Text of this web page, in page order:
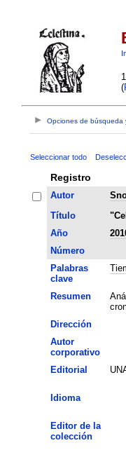
(
Opciones de búsqueda
Seleccionar todo
Registro
Autor
Título
Año
Número
Palabras
clave
Resumen
Dirección
Autor
corporativo
Editorial
Idioma
Editor de la
colección